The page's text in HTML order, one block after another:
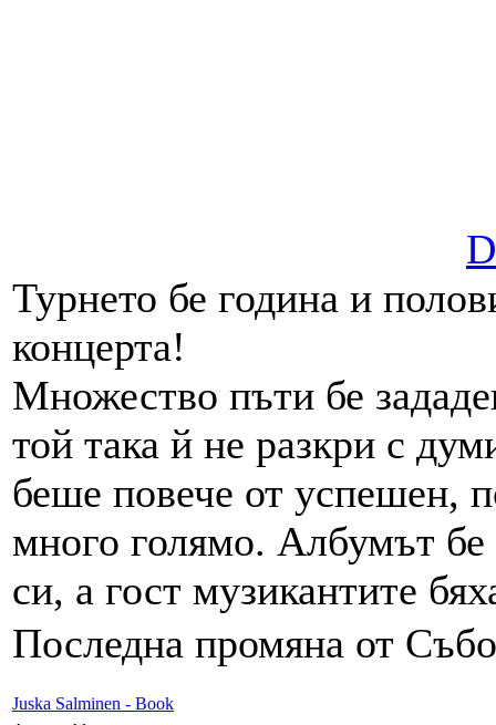
Турнето бе година и
концерта!
Множество пъти бе
той така й не разкри с
беше повече от успешен,
много голямо. Албумът бе
си, а гост музикантите
Последна промяна от
Juska Salminen - Book